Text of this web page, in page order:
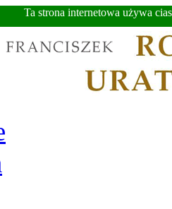
Ta strona internetowa używa